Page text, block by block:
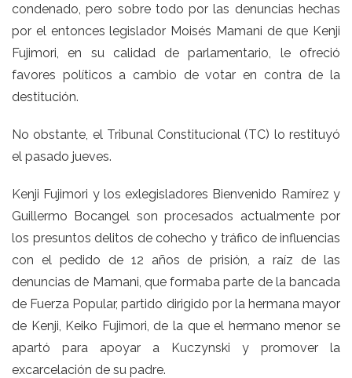
condenado, pero sobre todo por las denuncias hechas
por el entonces legislador Moisés Mamani de que Kenji
Fujimori, en su calidad de parlamentario, le ofreció
favores políticos a cambio de votar en contra de la
destitución.
No obstante, el Tribunal Constitucional (TC) lo restituyó
el pasado jueves.
Kenji Fujimori y los exlegisladores Bienvenido Ramírez y
Guillermo Bocangel son procesados actualmente por
los presuntos delitos de cohecho y tráfico de influencias
con el pedido de 12 años de prisión, a raíz de las
denuncias de Mamani, que formaba parte de la bancada
de Fuerza Popular, partido dirigido por la hermana mayor
de Kenji, Keiko Fujimori, de la que el hermano menor se
apartó para apoyar a Kuczynski y promover la
excarcelación de su padre.